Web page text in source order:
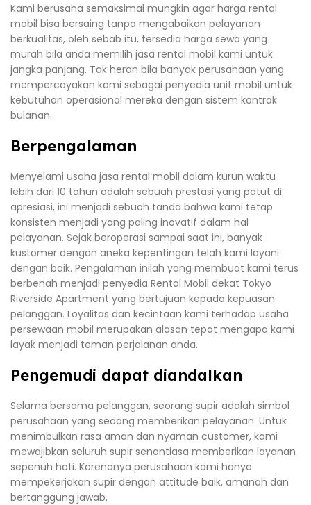
Kami berusaha semaksimal mungkin agar harga rental
mobil bisa bersaing tanpa mengabaikan pelayanan
berkualitas, oleh sebab itu, tersedia harga sewa yang
murah bila anda memilih jasa rental mobil kami untuk
jangka panjang. Tak heran bila banyak perusahaan yang
mempercayakan kami sebagai penyedia unit mobil untuk
kebutuhan operasional mereka dengan sistem kontrak
bulanan.
Berpengalaman
Menyelami usaha jasa rental mobil dalam kurun waktu
lebih dari 10 tahun adalah sebuah prestasi yang patut di
apresiasi, ini menjadi sebuah tanda bahwa kami tetap
konsisten menjadi yang paling inovatif dalam hal
pelayanan. Sejak beroperasi sampai saat ini, banyak
kustomer dengan aneka kepentingan telah kami layani
dengan baik. Pengalaman inilah yang membuat kami terus
berbenah menjadi penyedia Rental Mobil dekat Tokyo
Riverside Apartment yang bertujuan kepada kepuasan
pelanggan. Loyalitas dan kecintaan kami terhadap usaha
persewaan mobil merupakan alasan tepat mengapa kami
layak menjadi teman perjalanan anda.
Pengemudi dapat diandalkan
Selama bersama pelanggan, seorang supir adalah simbol
perusahaan yang sedang memberikan pelayanan. Untuk
menimbulkan rasa aman dan nyaman customer, kami
mewajibkan seluruh supir senantiasa memberikan layanan
sepenuh hati. Karenanya perusahaan kami hanya
mempekerjakan supir dengan attitude baik, amanah dan
bertanggung jawab.